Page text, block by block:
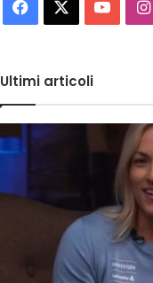
Facebook You
Ultimi articoli